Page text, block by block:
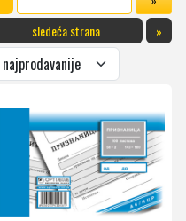
sledeća strana »